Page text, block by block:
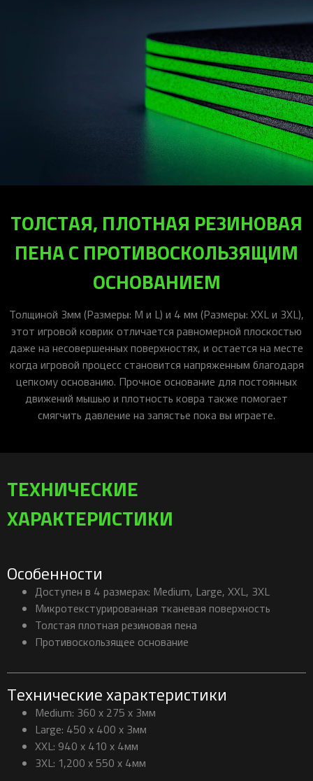
ТОЛСТАЯ, ПЛОТНАЯ РЕЗИНОВАЯ
ПЕНА С ПРОТИВОСКОЛЬЗЯЩИМ
ОСНОВАНИЕМ
Толщиной 3мм (Размеры: M и L) и 4 мм (Размеры: XXL и 3XL),
этот игровой коврик отличается равномерной плоскостью
даже на несовершенных поверхностях, и остается на месте
когда игровой процесс становится напряженным благодаря
цепкому основанию. Прочное основание для постоянных
движений мышью и плотность ковра также помогает
смягчить давление на запястье пока вы играете.
ТЕХНИЧЕСКИЕ
ХАРАКТЕРИСТИКИ
Особенности
Доступен в 4 размерах: Medium, Large, XXL, 3XL
Микротекстурированная тканевая поверхность
Толстая плотная резиновая пена
Противоскользящее основание
Технические характеристики
Medium: 360 x 275 x 3мм
Large: 450 x 400 x 3мм
XXL: 940 x 410 x 4мм
3XL: 1,200 x 550 x 4мм